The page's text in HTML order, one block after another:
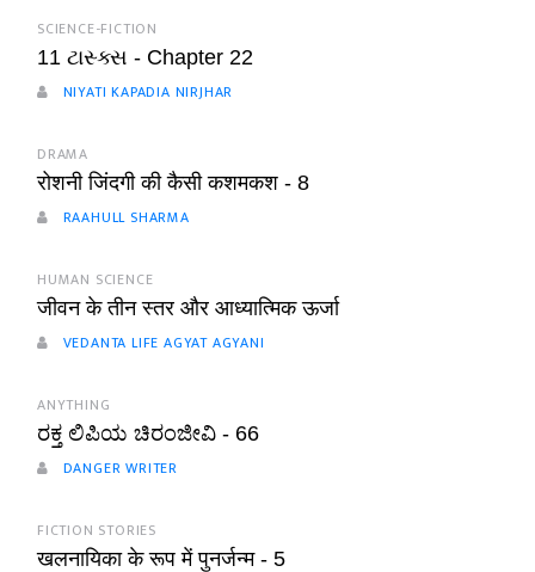
SCIENCE-FICTION
11 ટાસ્ક્સ - Chapter 22
NIYATI KAPADIA NIRJHAR
DRAMA
रोशनी जिंदगी की कैसी कशमकश - 8
RAAHULL SHARMA
HUMAN SCIENCE
जीवन के तीन स्तर और आध्यात्मिक ऊर्जा
VEDANTA LIFE AGYAT AGYANI
ANYTHING
ರಕ್ತ ಲಿಪಿಯ ಚಿರಂಜೀವಿ - 66
DANGER WRITER
FICTION STORIES
खलनायिका के रूप में पुनर्जन्म - 5